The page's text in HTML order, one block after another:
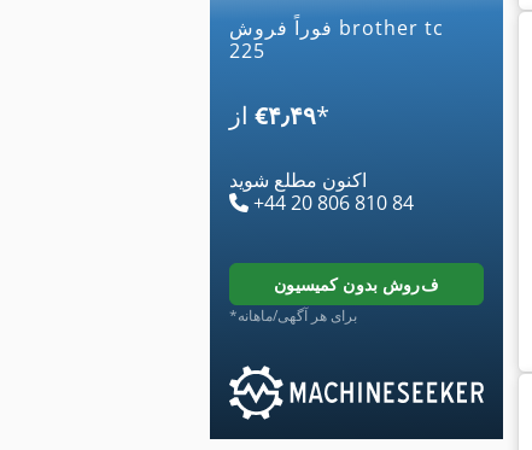
فوراً فروش brother tc
225
‎€۴٫۴۹*
اکنون مطلع شوید
+44 20 806 810 84
فروش بدون کمیسیون
*برای هر آگهی/ماهانه